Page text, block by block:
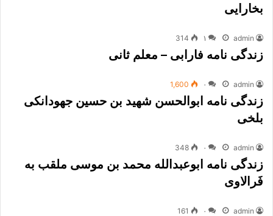
بخارایی
admin ۱ 314
زندگی نامه فارابی – معلم ثانی
admin ۰ 1,600
زندگی نامه ابوالحسن شهید بن حسین جهودانکی
بلخی
admin ۰ 348
زندگی نامه ابوعبدالله محمد بن موسی ملقب به
فَرالاوی
admin ۰ 161